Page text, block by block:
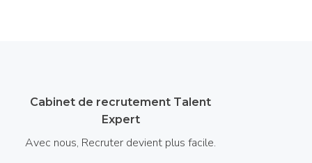
Cabinet de recrutement Talent
Expert
Avec nous, Recruter devient plus facile.